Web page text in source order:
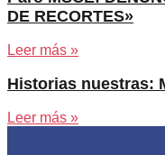
DE RECORTES»
Leer más »
Historias nuestras:
Leer más »